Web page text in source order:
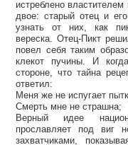
истреблено
двое: старый отец и
узнать от них, как
вереска. Отец-Пикт
повел себя таким
клекот пучины. И
стороне, что тайна
ответил:
Меня же не испугает
Смерть мне не страшна;
Верный идее
прославляет под виг
захватчиками,